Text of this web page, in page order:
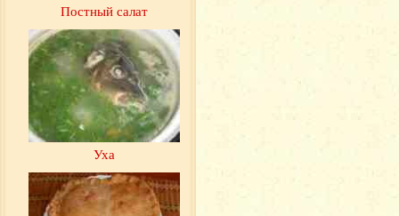
Постный салат
Уха